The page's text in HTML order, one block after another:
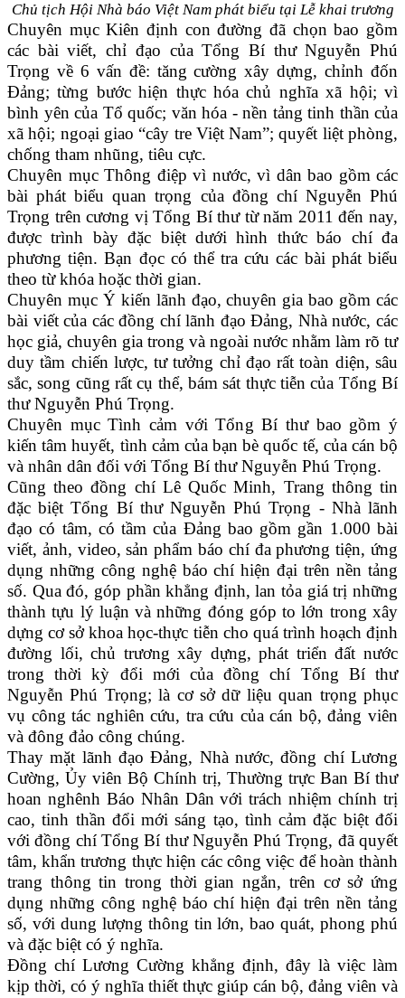
Chủ tịch Hội Nhà báo Việt Nam phát biểu tại Lễ khai trương
Chuyên mục Kiên định con đường đã chọn bao gồm
các bài viết, chỉ đạo của Tổng Bí thư Nguyễn Phú
Trọng về 6 vấn đề: tăng cường xây dựng, chỉnh đốn
Đảng; từng bước hiện thực hóa chủ nghĩa xã hội; vì
bình yên của Tổ quốc; văn hóa - nền tảng tinh thần của
xã hội; ngoại giao “cây tre Việt Nam”; quyết liệt phòng,
chống tham nhũng, tiêu cực.
Chuyên mục Thông điệp vì nước, vì dân bao gồm các
bài phát biểu quan trọng của đồng chí Nguyễn Phú
Trọng trên cương vị Tổng Bí thư từ năm 2011 đến nay,
được trình bày đặc biệt dưới hình thức báo chí đa
phương tiện. Bạn đọc có thể tra cứu các bài phát biểu
theo từ khóa hoặc thời gian.
Chuyên mục Ý kiến lãnh đạo, chuyên gia bao gồm các
bài viết của các đồng chí lãnh đạo Đảng, Nhà nước, các
học giả, chuyên gia trong và ngoài nước nhằm làm rõ tư
duy tầm chiến lược, tư tưởng chỉ đạo rất toàn diện, sâu
sắc, song cũng rất cụ thể, bám sát thực tiễn của Tổng Bí
thư Nguyễn Phú Trọng.
Chuyên mục Tình cảm với Tổng Bí thư bao gồm ý
kiến tâm huyết, tình cảm của bạn bè quốc tế, của cán bộ
và nhân dân đối với Tổng Bí thư Nguyễn Phú Trọng.
Cũng theo đồng chí Lê Quốc Minh, Trang thông tin
đặc biệt Tổng Bí thư Nguyễn Phú Trọng - Nhà lãnh
đạo có tâm, có tầm của Đảng bao gồm gần 1.000 bài
viết, ảnh, video, sản phẩm báo chí đa phương tiện, ứng
dụng những công nghệ báo chí hiện đại trên nền tảng
số. Qua đó, góp phần khẳng định, lan tỏa giá trị những
thành tựu lý luận và những đóng góp to lớn trong xây
dựng cơ sở khoa học-thực tiễn cho quá trình hoạch định
đường lối, chủ trương xây dựng, phát triển đất nước
trong thời kỳ đổi mới của đồng chí Tổng Bí thư
Nguyễn Phú Trọng; là cơ sở dữ liệu quan trọng phục
vụ công tác nghiên cứu, tra cứu của cán bộ, đảng viên
và đông đảo công chúng.
Thay mặt lãnh đạo Đảng, Nhà nước, đồng chí Lương
Cường, Ủy viên Bộ Chính trị, Thường trực Ban Bí thư
hoan nghênh Báo Nhân Dân với trách nhiệm chính trị
cao, tinh thần đổi mới sáng tạo, tình cảm đặc biệt đối
với đồng chí Tổng Bí thư Nguyễn Phú Trọng, đã quyết
tâm, khẩn trương thực hiện các công việc để hoàn thành
trang thông tin trong thời gian ngắn, trên cơ sở ứng
dụng những công nghệ báo chí hiện đại trên nền tảng
số, với dung lượng thông tin lớn, bao quát, phong phú
và đặc biệt có ý nghĩa.
Đồng chí Lương Cường khẳng định, đây là việc làm
kịp thời, có ý nghĩa thiết thực giúp cán bộ, đảng viên và